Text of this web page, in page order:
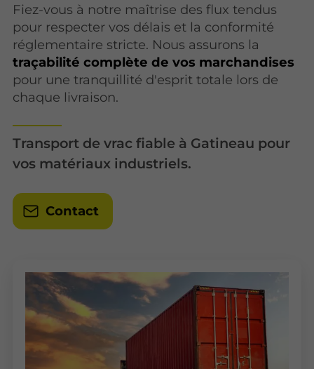
Fiez-vous à notre maîtrise des flux tendus
pour respecter vos délais et la conformité
réglementaire stricte. Nous assurons la
traçabilité complète de vos marchandises
pour une tranquillité d'esprit totale lors de
chaque livraison.
Transport de vrac fiable à Gatineau pour
vos matériaux industriels.
Contact